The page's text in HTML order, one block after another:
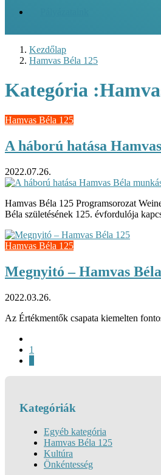
Kezdőlap
Hamvas Béla 125
Kategória
Hamvas Béla 125
A háború hatása
2022.07.26.
Hamvas Béla 125 Programsorozat
Béla születésének 125. évfordulója
Hamvas Béla 125
Megnyitó – Hamvas
2022.03.26.
Az Értékmentők csapata kiemelten
1
Kategóriák
Egyéb kategória
Hamvas Béla 125
Kultúra
Önkéntesség